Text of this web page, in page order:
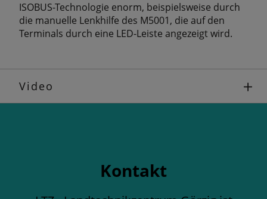
ISOBUS-Technologie enorm, beispielsweise durch
die manuelle Lenkhilfe des M5001, die auf den
Terminals durch eine LED-Leiste angezeigt wird.
Video
Kontakt